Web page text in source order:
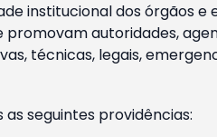
institucional dos órgãos
autoridades,
técnicas, legais,
seguintes providências: